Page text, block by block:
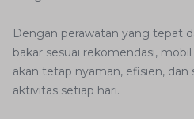
Dengan perawatan yang tepat
bakar sesuai rekomendasi,
akan tetap nyaman, efisien,
aktivitas setiap hari.